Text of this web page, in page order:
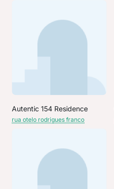
Autentic 154 Residence
rua otelo rodrigues franco